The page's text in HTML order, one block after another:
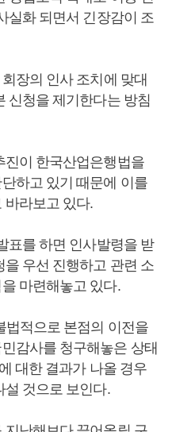
실화 되면서 긴장감이 조
장의 인사 조치에 맞대
신청을 제기한다는 방침
진이 한국산업은행법을
하고 있기 때문에 이를
바라보고 있다.
표를 하면 인사발령을 받
우선 진행하고 관련 소
마련해놓고 있다.
법적으로 본점의 이전을
감사를 청구해놓은 상태
대한 결과가 나올 경우
설 것으로 보인다.